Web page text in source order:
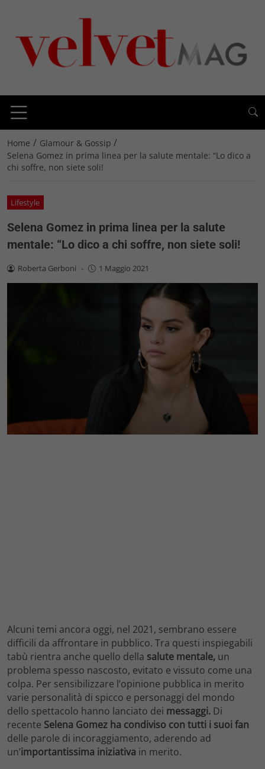
Home / Glamour & Gossip /
Selena Gomez in prima linea per la salute mentale: “Lo dico a
chi soffre, non siete soli!
Lifestyle
Selena Gomez in prima linea per la salute
mentale: “Lo dico a chi soffre, non siete soli!
Roberta Gerboni - 1 Maggio 2021
Alcuni temi ancora oggi, nel 2021, sembrano essere
difficili da affrontare in pubblico. Tra questi inspiegabili
tabù rientra anche quello della salute mentale, un
problema spesso nascosto, evitato e vissuto come una
colpa. Per sensibilizzare l’opinione pubblica in merito
varie personalità di spicco e personaggi del mondo
dello spettacolo hanno lanciato dei messaggi. Di
recente Selena Gomez ha condiviso con tutti i suoi fan
delle parole di incoraggiamento, aderendo ad
un’importantissima iniziativa in merito.